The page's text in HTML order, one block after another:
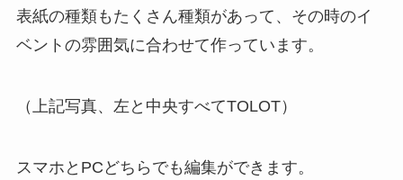
表紙の種類もたくさん種類があって、その時のイ
ベントの雰囲気に合わせて作っています。
（上記写真、左と中央すべてTOLOT）
スマホとPCどちらでも編集ができます。